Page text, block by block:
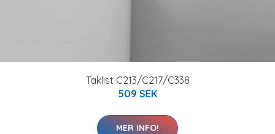
Taklist C213/C217/C338
509 SEK
MER INFO!